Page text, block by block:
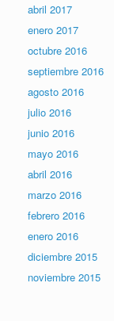
abril 2017
enero 2017
octubre 2016
septiembre 2016
agosto 2016
julio 2016
junio 2016
mayo 2016
abril 2016
marzo 2016
febrero 2016
enero 2016
diciembre 2015
noviembre 2015